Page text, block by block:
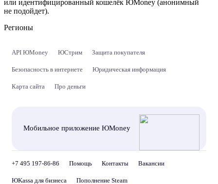
или идентифицированный кошелёк ЮMoney (анонимный
не подойдет).
Регионы
API ЮMoney ЮСтрим Защита покупателя
Безопасность в интернете Юридическая информация
Карта сайта Про деньги
Мобильное приложение ЮMoney
+7 495 197-86-86 Помощь Контакты Вакансии
ЮKassa для бизнеса Пополнение Steam